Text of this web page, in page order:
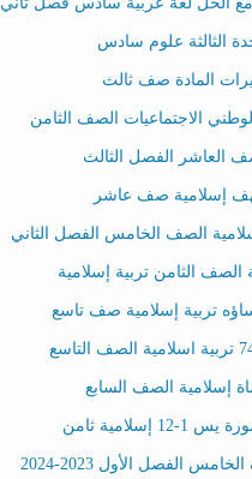
الثالثة علوم سادس
المادة صف ثالث
الاجتماعيات الصف الثامن
العاشر الفصل الثالث
إسلامية صف عاشر
الصف الخامس الفصل الثاني
الثامن تربية إسلامية
تربية إسلامية صف تاسع
إسلامية الصف السابع
ثامن
الفصل الأول 2023-2024